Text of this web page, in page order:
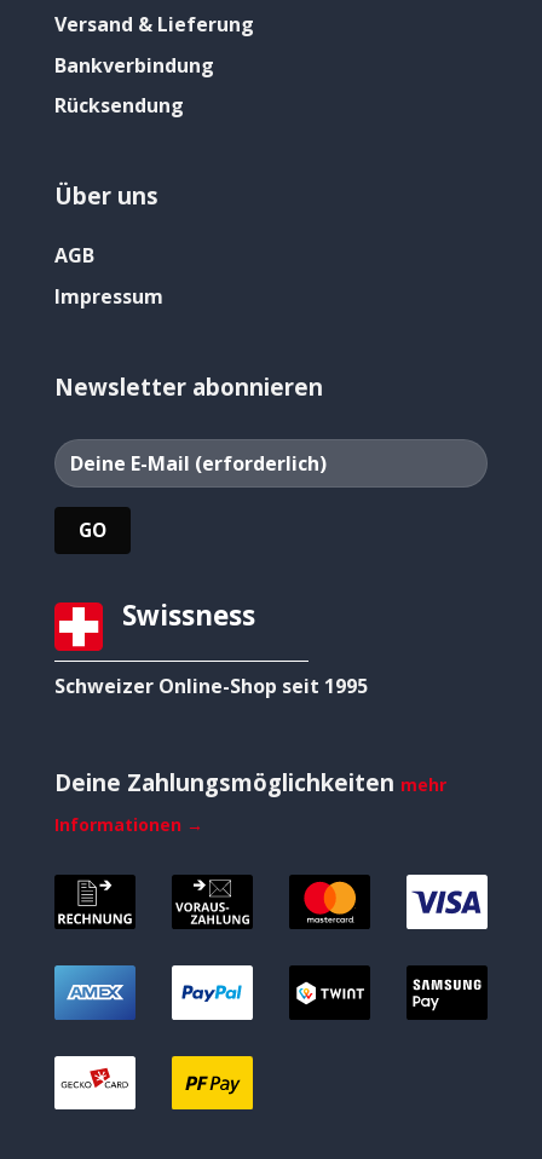
Versand & Lieferung
Bankverbindung
Rücksendung
Über uns
AGB
Impressum
Newsletter abonnieren
Swissness
Schweizer Online-Shop seit 1995
Deine Zahlungsmöglichkeiten mehr
Informationen →